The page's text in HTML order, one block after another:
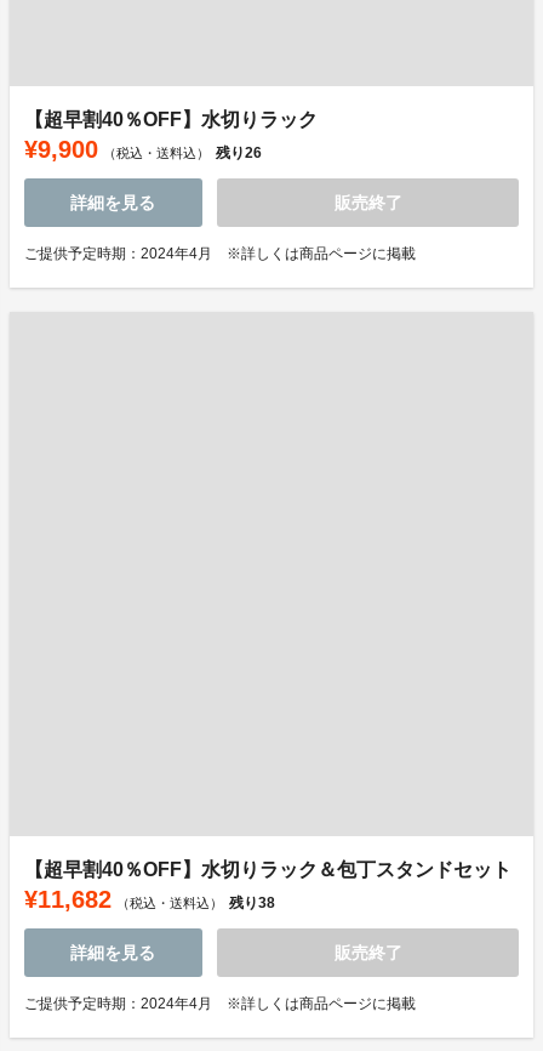
【超早割40％OFF】水切りラック
¥9,900 （税込・送料込） 残り26
詳細を見る 販売終了
ご提供予定時期：2024年4月 ※詳しくは商品ページに掲載
【超早割40％OFF】水切りラック＆包丁スタンドセット
¥11,682 （税込・送料込） 残り38
詳細を見る 販売終了
ご提供予定時期：2024年4月 ※詳しくは商品ページに掲載